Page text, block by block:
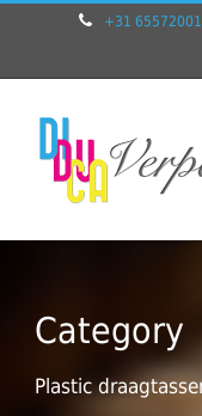
+31
Category
Plastic